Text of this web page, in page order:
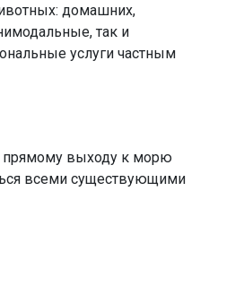
домашних,
так и
услуги частным
прямому выходу к морю
всеми существующими